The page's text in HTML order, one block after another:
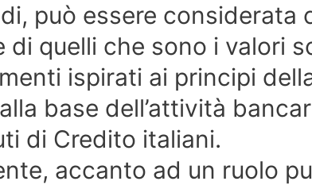
può essere
di quelli che sono i valori
ispirati ai principi
base dell’attività
di Credito italiani.
accanto ad un ruolo